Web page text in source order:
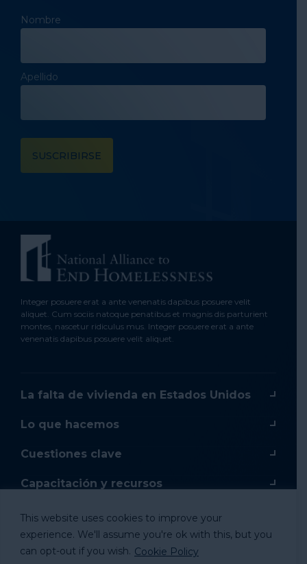
This website uses cookies to improve your
experience. We'll assume you're ok with this, but you
can opt-out if you wish. Cookie Policy
Nombre
Apellido
Integer posuere erat a ante venenatis dapibus posuere velit
aliquet. Cum sociis natoque penatibus et magnis dis parturient
montes, nascetur ridiculus mus. Integer posuere erat a ante
venenatis dapibus posuere velit aliquet.
La falta de vivienda en Estados Unidos
Lo que hacemos
Cuestiones clave
Capacitación y recursos
Capacitación en línea
Donar